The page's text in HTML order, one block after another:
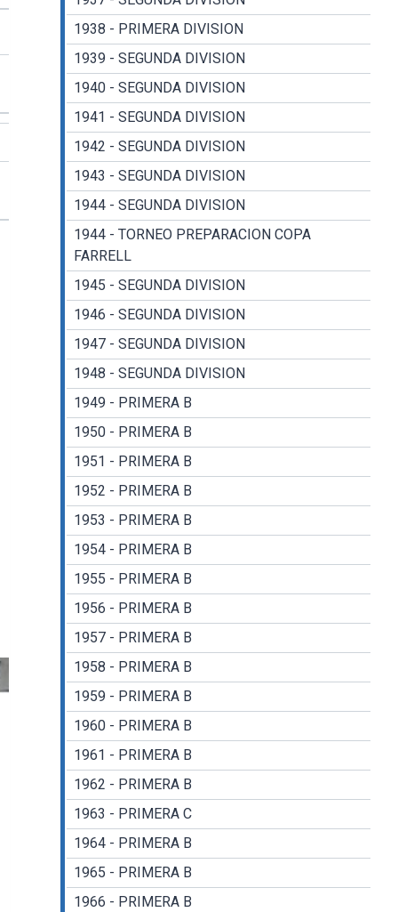
1938 - PRIMERA DIVISION
1939 - SEGUNDA DIVISION
1940 - SEGUNDA DIVISION
1941 - SEGUNDA DIVISION
1942 - SEGUNDA DIVISION
1943 - SEGUNDA DIVISION
1944 - SEGUNDA DIVISION
1944 - TORNEO PREPARACION COPA
FARRELL
1945 - SEGUNDA DIVISION
1946 - SEGUNDA DIVISION
1947 - SEGUNDA DIVISION
1948 - SEGUNDA DIVISION
1949 - PRIMERA B
1950 - PRIMERA B
1951 - PRIMERA B
1952 - PRIMERA B
1953 - PRIMERA B
1954 - PRIMERA B
1955 - PRIMERA B
1956 - PRIMERA B
1957 - PRIMERA B
1958 - PRIMERA B
1959 - PRIMERA B
1960 - PRIMERA B
1961 - PRIMERA B
1962 - PRIMERA B
1963 - PRIMERA C
1964 - PRIMERA B
1965 - PRIMERA B
1966 - PRIMERA B